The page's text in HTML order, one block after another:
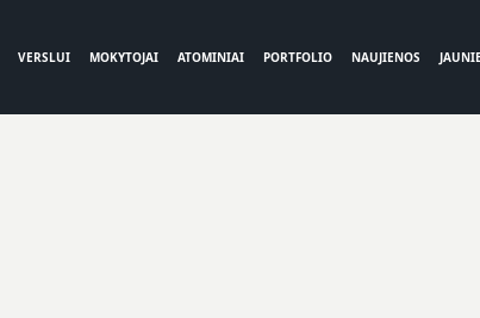
VERSLUI MOKYTOJAI ATOMINIAI PORTFOLIO NAUJIENOS